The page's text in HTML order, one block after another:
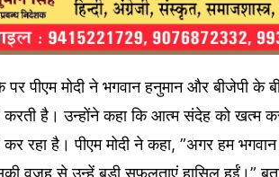
पर पीएम मोदी ने भगवान हनुमान और बीजेपी के
करती है। उन्होंने कहा कि आत्म संदेह को खत्म
रहा है। पीएम मोदी ने कहा, ”अगर हम
वजह से उन्हें बड़ी सफलताएं हासिल हुईं।”